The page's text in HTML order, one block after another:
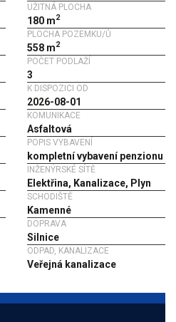
UŽITNÁ PLOCHA
180 m2
PLOCHA POZEMKU/Ů
558 m2
POČET PODLAŽÍ
3
K DISPOZICI OD
2026-08-01
KOMUNIKACE
Asfaltová
POPIS VYBAVENÍ
kompletní vybavení penzionu
INŽENÝRSKÉ SÍTĚ
Elektřina, Kanalizace, Plyn
SCHODIŠTĚ
Kamenné
DOPRAVA
Silnice
ODPAD, KANALIZACE
Veřejná kanalizace